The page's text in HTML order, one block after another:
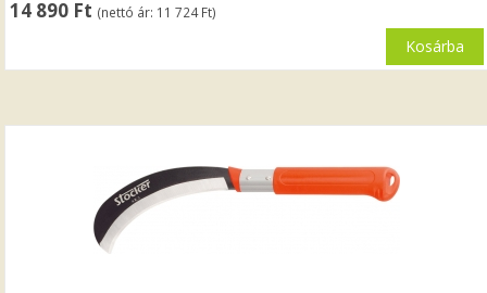
14 890 Ft (nettó ár: 11 724Ft)
Kosárba